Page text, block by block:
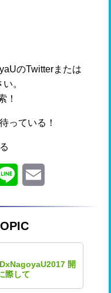
のTwitterまたは
。
！
っている！
Line
開
際して